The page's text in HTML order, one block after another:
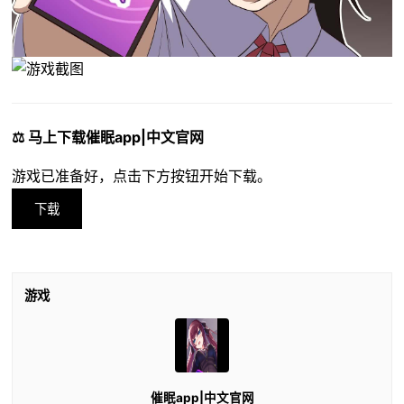
⚖️ 马上下载催眠app|中文官网
游戏已准备好，点击下方按钮开始下载。
下载
游戏
催眠app|中文官网